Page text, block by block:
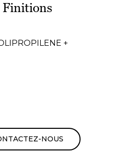
Finitions
+
NOUS